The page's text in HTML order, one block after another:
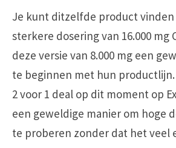
Je kunt ditzelfde product vinden
sterkere dosering van 16.000 mg
deze versie van 8.000 mg een
te beginnen met hun
2 voor 1 deal op dit moment op
een geweldige manier om hoge
te proberen zonder dat het veel